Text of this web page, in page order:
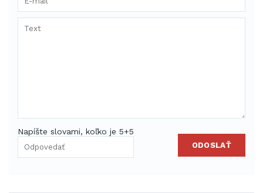
Napíšte slovami, koľko je 5+5
ODOSLAŤ